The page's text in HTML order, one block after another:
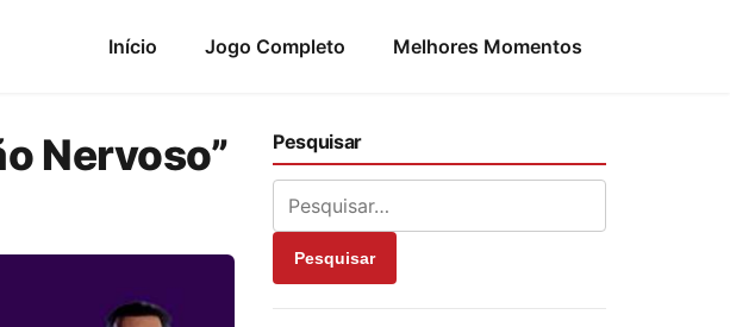
Início Jogo Completo Melhores Momentos
Nervoso”
Pesquisar
Pesquisar